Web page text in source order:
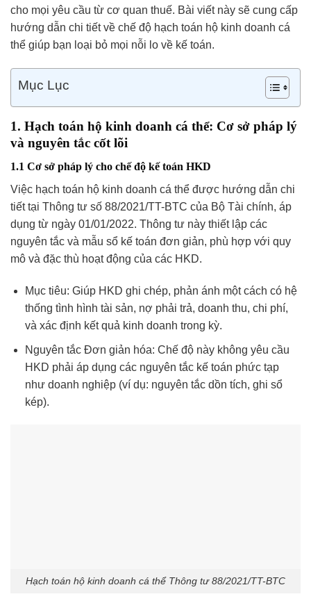
cho mọi yêu cầu từ cơ quan thuế. Bài viết này sẽ cung cấp
hướng dẫn chi tiết về chế độ hạch toán hộ kinh doanh cá
thể giúp bạn loại bỏ mọi nỗi lo về kế toán.
Mục Lục
1. Hạch toán hộ kinh doanh cá thể: Cơ sở pháp lý
và nguyên tắc cốt lõi
1.1 Cơ sở pháp lý cho chế độ kế toán HKD
Việc hạch toán hộ kinh doanh cá thể được hướng dẫn chi
tiết tại Thông tư số 88/2021/TT-BTC của Bộ Tài chính, áp
dụng từ ngày 01/01/2022. Thông tư này thiết lập các
nguyên tắc và mẫu sổ kế toán đơn giản, phù hợp với quy
mô và đặc thù hoạt động của các HKD.
Mục tiêu: Giúp HKD ghi chép, phản ánh một cách có hệ
thống tình hình tài sản, nợ phải trả, doanh thu, chi phí,
và xác định kết quả kinh doanh trong kỳ.
Nguyên tắc Đơn giản hóa: Chế độ này không yêu cầu
HKD phải áp dụng các nguyên tắc kế toán phức tạp
như doanh nghiệp (ví dụ: nguyên tắc dồn tích, ghi sổ
kép).
Hạch toán hộ kinh doanh cá thể Thông tư 88/2021/TT-BTC